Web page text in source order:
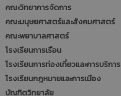
คณะวิทยาการจัดการ
คณะมนุษยศาสตร์และสังคมศาสตร์
คณะพยาบาลศาสตร์
โรงเรียนการเรือน
โรงเรียนการท่องเที่ยวและการบริการ
โรงเรียนกฎหมายและการเมือง
บัณฑิตวิทยาลัย